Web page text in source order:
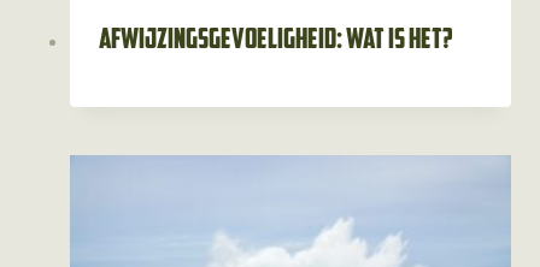
Afwijzingsgevoeligheid: wat is het?